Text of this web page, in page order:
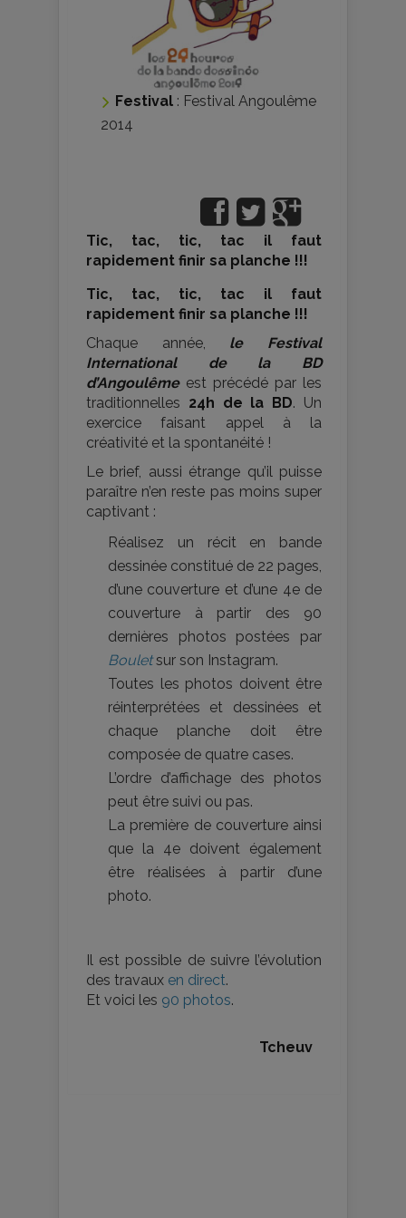
Festival : Festival Angoulême
2014
Tic, tac, tic, tac il faut
rapidement finir sa planche !!!
Tic, tac, tic, tac il faut
rapidement finir sa planche !!!
Chaque année, le Festival
International de la BD
d’Angoulême est précédé par les
traditionnelles 24h de la BD. Un
exercice faisant appel à la
créativité et la spontanéité !
Le brief, aussi étrange qu’il puisse
paraître n’en reste pas moins super
captivant :
Réalisez un récit en bande
dessinée constitué de 22 pages,
d’une couverture et d’une 4e de
couverture à partir des 90
dernières photos postées par
Bouletsur son Instagram.
Toutes les photos doivent être
réinterprétées et dessinées et
chaque planche doit être
composée de quatre cases.
L’ordre d’affichage des photos
peut être suivi ou pas.
La première de couverture ainsi
que la 4e doivent également
être réalisées à partir d’une
photo.
Il est possible de suivre l’évolution
des travaux en direct.
Et voici les 90 photos.
Tcheuv